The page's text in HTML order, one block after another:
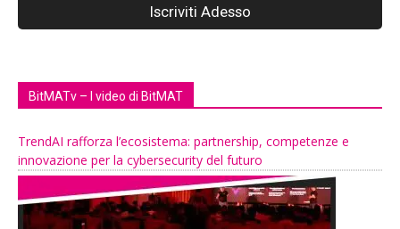
BitMATv – I video di BitMAT
TrendAI rafforza l’ecosistema: partnership, competenze e
innovazione per la cybersecurity del futuro